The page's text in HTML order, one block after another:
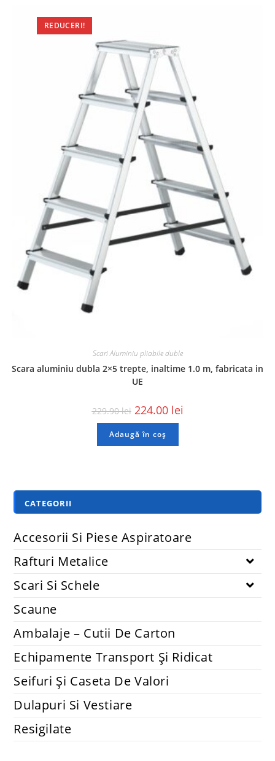
REDUCERI!
Scari Aluminiu pliabile duble
Scara aluminiu dubla 2×5 trepte, inaltime 1.0 m, fabricata in
UE
229.90lei 224.00 lei
Adaugă în coș
CATEGORII
Accesorii Si Piese Aspiratoare
Rafturi Metalice
Scari Si Schele
Scaune
Ambalaje – Cutii De Carton
Echipamente Transport Și Ridicat
Seifuri Și Caseta De Valori
Dulapuri Si Vestiare
Resigilate